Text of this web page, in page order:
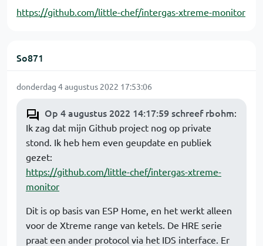
https://github.com/little-chef/intergas-xtreme-monitor
So871
donderdag 4 augustus 2022 17:53:06
Op 4 augustus 2022 14:17:59 schreef rbohm:
Ik zag dat mijn Github project nog op private
stond. Ik heb hem even geupdate en publiek
gezet:
https://github.com/little-chef/intergas-xtreme-
monitor
Dit is op basis van ESP Home, en het werkt alleen
voor de Xtreme range van ketels. De HRE serie
praat een ander protocol via het IDS interface. Er